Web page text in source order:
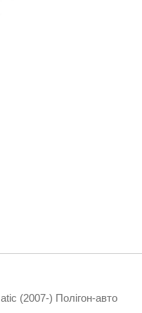
(2007-) Полігон-авто